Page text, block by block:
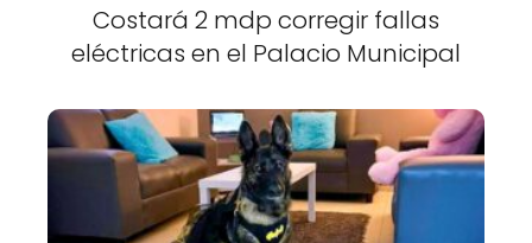
Costará 2 mdp corregir fallas
eléctricas en el Palacio Municipal